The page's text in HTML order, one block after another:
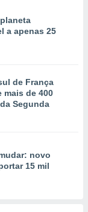
a apenas 25
de França
mais de 400
Segunda
novo
15 mil